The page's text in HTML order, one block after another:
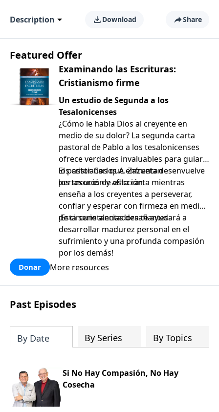
Description Download Share
Featured Offer
Examinando las Escrituras:
Cristianismo firme
Un estudio de Segunda a los
Tesalonicenses
¿Cómo le habla Dios al creyente en
medio de su dolor? La segunda carta
pastoral de Pablo a los tesalonicenses
ofrece verdades invaluables para guiar a
los cristianos que enfrentan
persecución y aflicción.
El pastor Carlos A. Zazueta desenvuelve
los tesoros de esta carta mientras
enseña a los creyentes a perseverar,
confiar y esperar con firmeza en medio
de circunstancias desafiantes.
¡Esta serie alentadora te ayudará a
desarrollar madurez personal en el
sufrimiento y una profunda compasión
por los demás!
Donar More resources
Past Episodes
By Date By Series By Topics
Si No Hay Compasión, No Hay
Cosecha